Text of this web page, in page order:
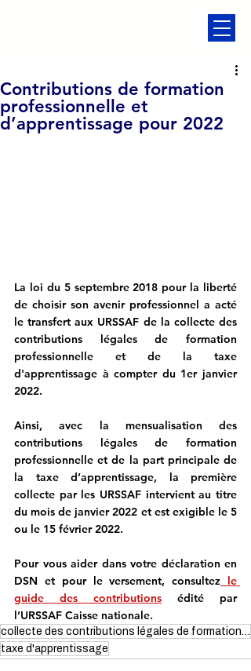
Contributions de formation
professionnelle et
d’apprentissage pour 2022
La loi du 5 septembre 2018 pour la liberté
de choisir son avenir professionnel a acté
le transfert aux URSSAF de la collecte des
contributions légales de formation
professionnelle et de la taxe
d'apprentissage à compter du 1er janvier
2022.
Ainsi, avec la mensualisation des
contributions légales de formation
professionnelle et de la part principale de
la taxe d’apprentissage, la première
collecte par les URSSAF intervient au titre
du mois de janvier 2022 et est exigible le 5
ou le 15 février 2022.
Pour vous aider dans votre déclaration en
DSN et pour le versement, consultez le
guide des contributions édité par
l’URSSAF Caisse nationale.
collecte des contributions légales de formation professionnelle
taxe d'apprentissage